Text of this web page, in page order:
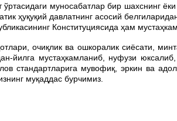
муносабатлар бир шахснинг
ҳуқуқий давлатнинг асосий
Конституциясида ҳам
очиқлик ва ошкоралик сиёсати,
йилга мустаҳкамланиб, нуфузи
стандартларига мувофиқ, эркин ва
муқаддас бурчимиз.